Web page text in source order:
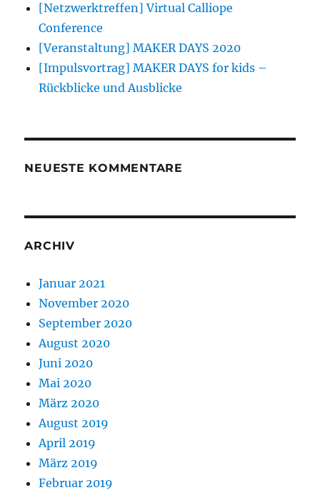
[Netzwerktreffen] Virtual Calliope
Conference
[Veranstaltung] MAKER DAYS 2020
[Impulsvortrag] MAKER DAYS for kids –
Rückblicke und Ausblicke
NEUESTE KOMMENTARE
ARCHIV
Januar 2021
November 2020
September 2020
August 2020
Juni 2020
Mai 2020
März 2020
August 2019
April 2019
März 2019
Februar 2019